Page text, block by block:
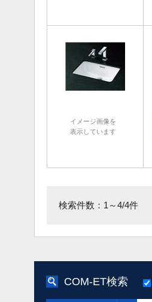
イメージ画像を
表示しています
検索件数：1～4/4件
COM-ET検索